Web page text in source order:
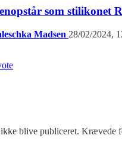
som stilikonet
Madsen 28/02/2024,
blive publiceret. Krævede